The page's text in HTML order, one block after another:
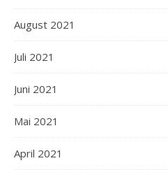
August 2021
Juli 2021
Juni 2021
Mai 2021
April 2021